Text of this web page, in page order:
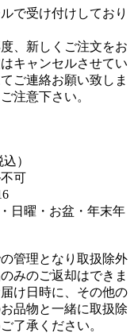
で受け付けしており
、新しくご注文をお
キャンセルさせてい
ご連絡お願い致しま
注意下さい。
）
可
日曜・お盆・年末年
管理となり取扱除外
みのご返却はできま
け日時に、その他の
品物と一緒に取扱除
了承ください。